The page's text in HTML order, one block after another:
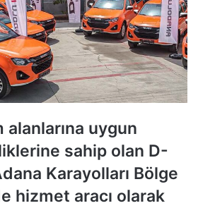
alanlarına uygun
sahip olan D-
Karayolları Bölge
hizmet aracı olarak